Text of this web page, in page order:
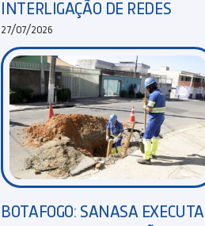
INTERLIGAÇÃO DE REDES
27/07/2026
BOTAFOGO: SANASA EXECUTA